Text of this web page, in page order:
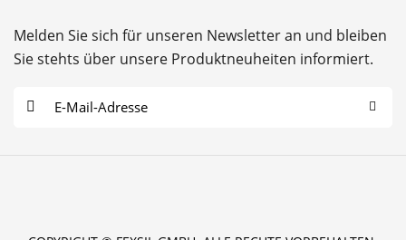
Melden Sie sich für unseren Newsletter an und bleiben
Sie stehts über unsere Produktneuheiten informiert.